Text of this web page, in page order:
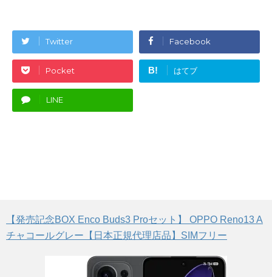
Twitter Facebook
Pocket B! はてブ
LINE
【発売記念BOX Enco Buds3 Proセット】 OPPO Reno13 A
チャコールグレー【日本正規代理店品】SIMフリー